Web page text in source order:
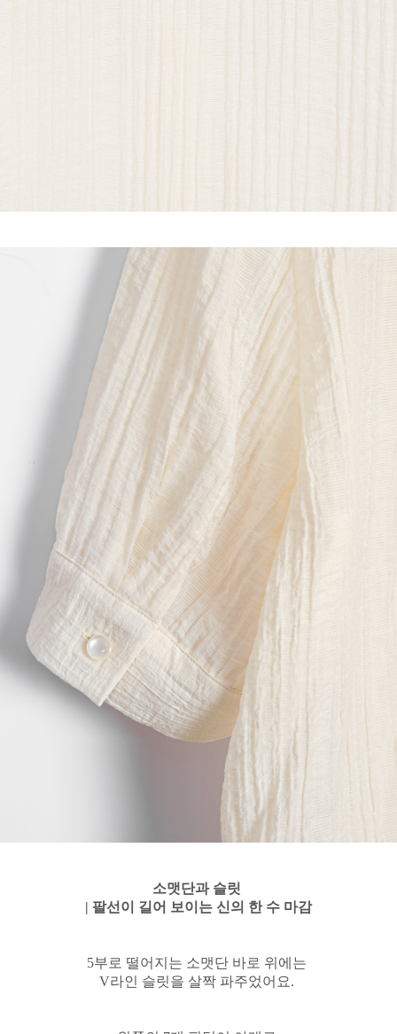
소맷단과 슬릿
| 팔선이 길어 보이는 신의 한 수 마감
5부로 떨어지는 소맷단 바로 위에는
V라인 슬릿을 살짝 파주었어요.